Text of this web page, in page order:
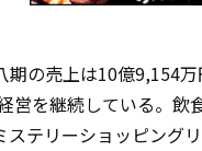
の売上は10億9,154
を継続している。
テリーショッピン